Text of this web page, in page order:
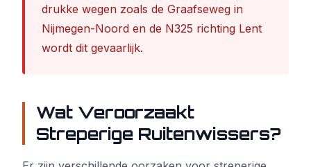
drukke wegen zoals de Graafseweg in
Nijmegen-Noord en de N325 richting Lent
wordt dit gevaarlijk.
Wat Veroorzaakt
Streperige Ruitenwissers?